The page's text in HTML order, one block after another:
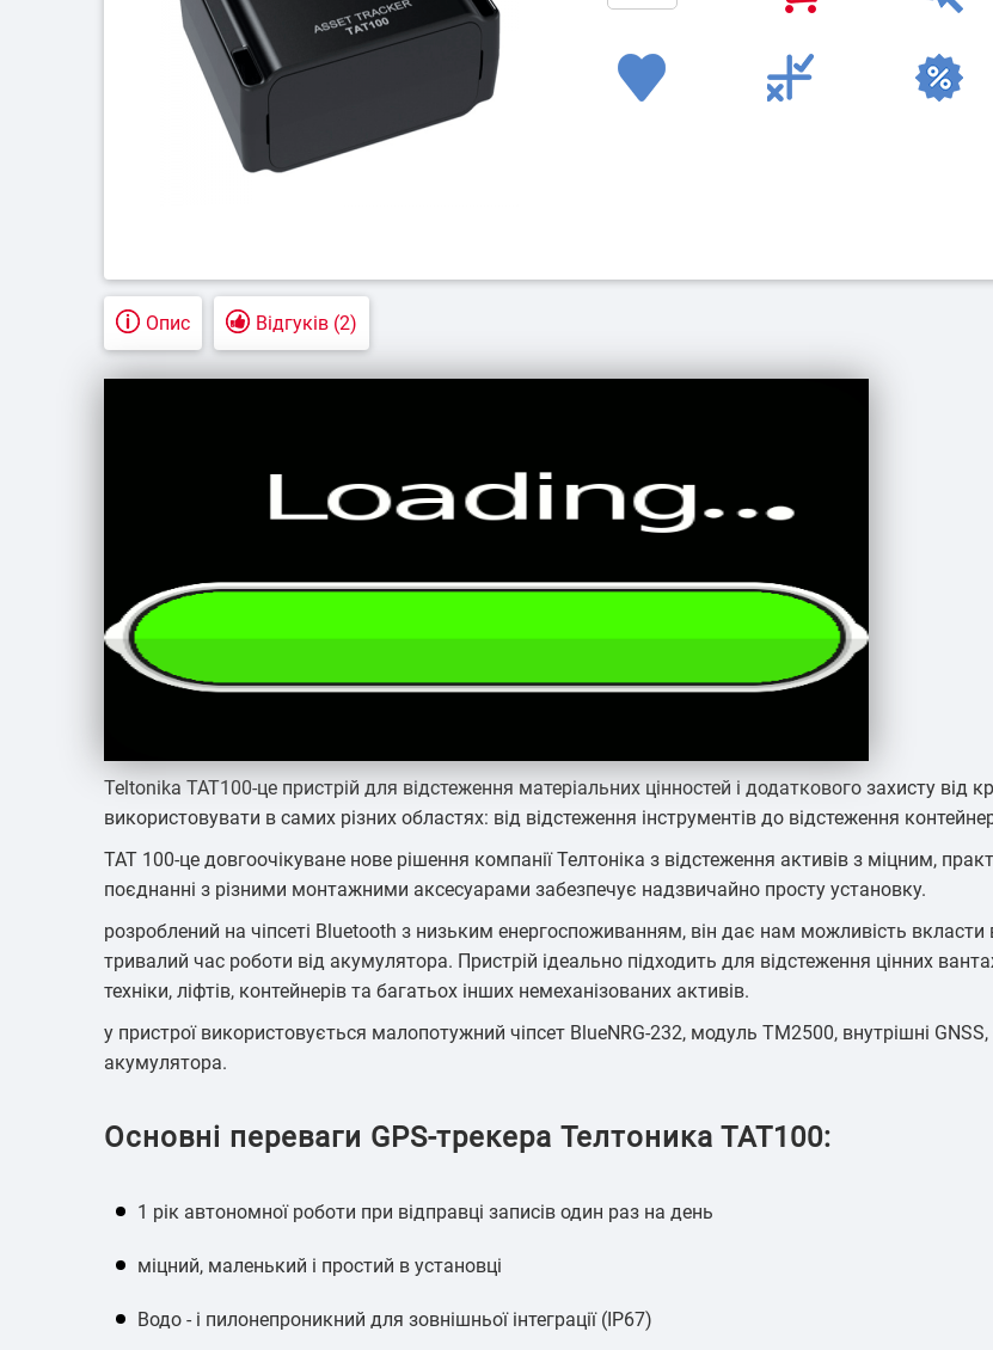
Підземний транспорт
Опис Відгуків (2)
Teltonika TAT100-це пристрій для відстеження матеріальних цінностей і додаткового захисту від
використовувати в самих різних областях: від відстеження інструментів до відстеження
TAT 100-це довгоочікуване нове рішення компанії Телтоніка з відстеження активів з міцним,
поєднанні з різними монтажними аксесуарами забезпечує надзвичайно просту установку.
розроблений на чіпсеті Bluetooth з низьким енергоспоживанням, він дає нам можливість вкласти
тривалий час роботи від акумулятора. Пристрій ідеально підходить для відстеження цінних
техніки, ліфтів, контейнерів та багатьох інших немеханізованих активів.
у пристрої використовується малопотужний чіпсет BlueNRG-232, модуль TM2500, внутрішні
акумулятора.
Основні переваги GPS-трекера Телтоника ТАТ100:
1 рік автономної роботи при відправці записів один раз на день
міцний, маленький і простий в установці
Водо - і пилонепроникний для зовнішньої інтеграції (IP67)